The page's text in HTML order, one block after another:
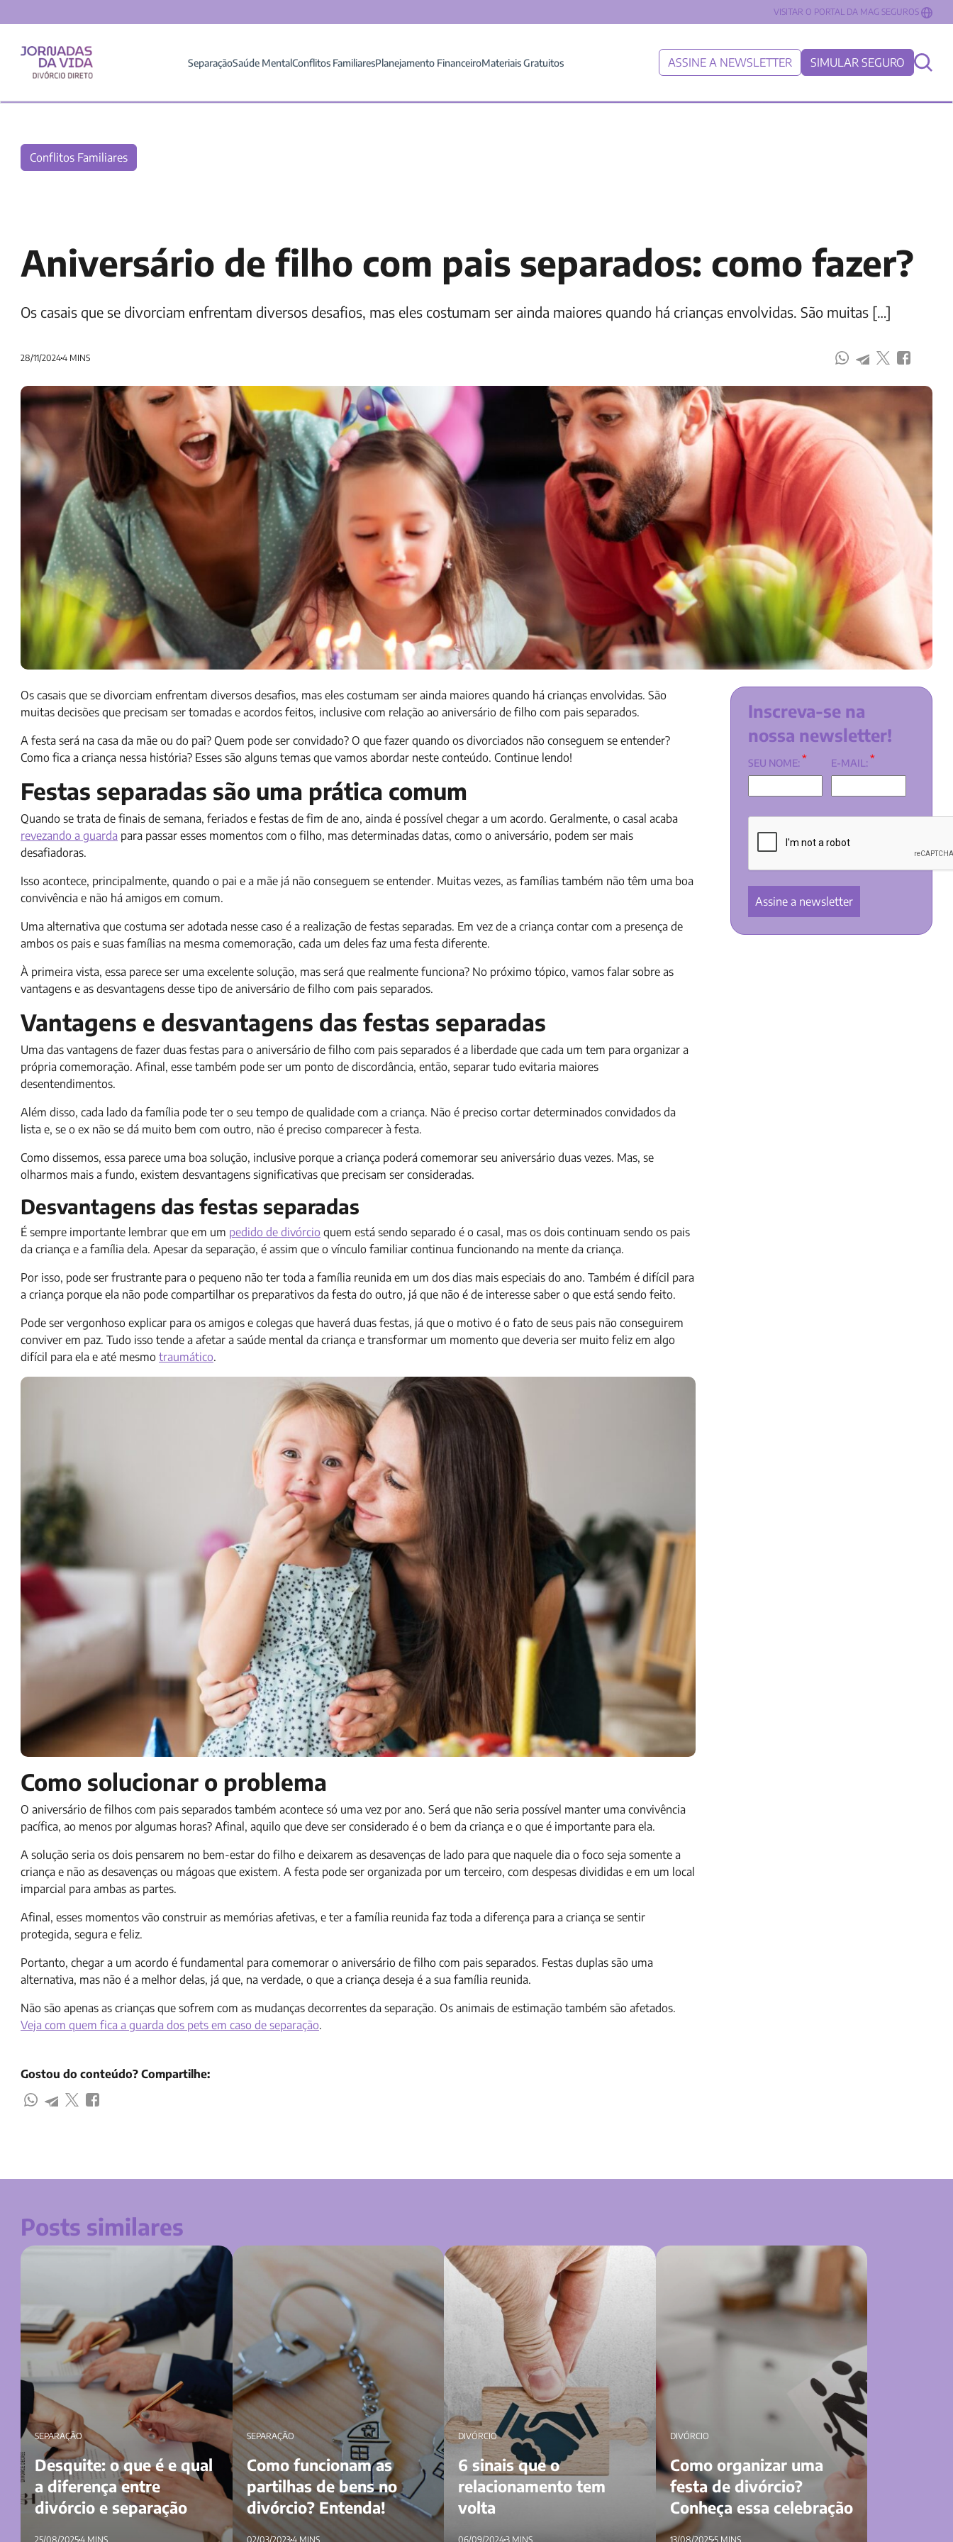
VISITAR O PORTAL DA MAG SEGUROS
SeparaçãoSaúde MentalConflitos FamiliaresPlanejamento FinanceiroMateriais Gratuitos ASSINE A NEWSLETTER SIMULAR SEGURO
Conflitos Familiares
Aniversário de filho com pais separados: como fazer?
Os casais que se divorciam enfrentam diversos desafios, mas eles costumam ser ainda maiores quando há crianças envolvidas. São muitas […]
28/11/20244 MINS
Os casais que se divorciam enfrentam diversos desafios, mas eles costumam ser ainda maiores quando há crianças envolvidas. São
muitas decisões que precisam ser tomadas e acordos feitos, inclusive com relação ao aniversário de filho com pais separados.
A festa será na casa da mãe ou do pai? Quem pode ser convidado? O que fazer quando os divorciados não conseguem se entender?
Como fica a criança nessa história? Esses são alguns temas que vamos abordar neste conteúdo. Continue lendo!
Festas separadas são uma prática comum
Quando se trata de finais de semana, feriados e festas de fim de ano, ainda é possível chegar a um acordo. Geralmente, o casal acaba
revezando a guarda para passar esses momentos com o filho, mas determinadas datas, como o aniversário, podem ser mais
desafiadoras.
Isso acontece, principalmente, quando o pai e a mãe já não conseguem se entender. Muitas vezes, as famílias também não têm uma boa
convivência e não há amigos em comum.
Uma alternativa que costuma ser adotada nesse caso é a realização de festas separadas. Em vez de a criança contar com a presença de
ambos os pais e suas famílias na mesma comemoração, cada um deles faz uma festa diferente.
À primeira vista, essa parece ser uma excelente solução, mas será que realmente funciona? No próximo tópico, vamos falar sobre as
vantagens e as desvantagens desse tipo de aniversário de filho com pais separados.
Vantagens e desvantagens das festas separadas
Uma das vantagens de fazer duas festas para o aniversário de filho com pais separados é a liberdade que cada um tem para organizar a
própria comemoração. Afinal, esse também pode ser um ponto de discordância, então, separar tudo evitaria maiores
desentendimentos.
Além disso, cada lado da família pode ter o seu tempo de qualidade com a criança. Não é preciso cortar determinados convidados da
lista e, se o ex não se dá muito bem com outro, não é preciso comparecer à festa.
Como dissemos, essa parece uma boa solução, inclusive porque a criança poderá comemorar seu aniversário duas vezes. Mas, se
olharmos mais a fundo, existem desvantagens significativas que precisam ser consideradas.
Desvantagens das festas separadas
É sempre importante lembrar que em um pedido de divórcio quem está sendo separado é o casal, mas os dois continuam sendo os pais
da criança e a família dela. Apesar da separação, é assim que o vínculo familiar continua funcionando na mente da criança.
Por isso, pode ser frustrante para o pequeno não ter toda a família reunida em um dos dias mais especiais do ano. Também é difícil para
a criança porque ela não pode compartilhar os preparativos da festa do outro, já que não é de interesse saber o que está sendo feito.
Pode ser vergonhoso explicar para os amigos e colegas que haverá duas festas, já que o motivo é o fato de seus pais não conseguirem
conviver em paz. Tudo isso tende a afetar a saúde mental da criança e transformar um momento que deveria ser muito feliz em algo
difícil para ela e até mesmo traumático.
Como solucionar o problema
O aniversário de filhos com pais separados também acontece só uma vez por ano. Será que não seria possível manter uma convivência
pacífica, ao menos por algumas horas? Afinal, aquilo que deve ser considerado é o bem da criança e o que é importante para ela.
A solução seria os dois pensarem no bem-estar do filho e deixarem as desavenças de lado para que naquele dia o foco seja somente a
criança e não as desavenças ou mágoas que existem. A festa pode ser organizada por um terceiro, com despesas divididas e em um local
imparcial para ambas as partes.
Afinal, esses momentos vão construir as memórias afetivas, e ter a família reunida faz toda a diferença para a criança se sentir
protegida, segura e feliz.
Portanto, chegar a um acordo é fundamental para comemorar o aniversário de filho com pais separados. Festas duplas são uma
alternativa, mas não é a melhor delas, já que, na verdade, o que a criança deseja é a sua família reunida.
Não são apenas as crianças que sofrem com as mudanças decorrentes da separação. Os animais de estimação também são afetados.
Veja com quem fica a guarda dos pets em caso de separação.
Gostou do conteúdo? Compartilhe:
Inscreva-se na
nossa newsletter!
SEU NOME:* E-MAIL:*
Posts similares
Desquite: o que é e qual a diferença entre
SEPARAÇÃO
Desquite: o que é e qual
a diferença entre
divórcio e separação
25/08/20254 MINS
Como funcionam as partilhas de bens no
SEPARAÇÃO
Como funcionam as
partilhas de bens no
divórcio? Entenda!
02/03/20234 MINS
6 sinais que o relacionamento tem volta
DIVÓRCIO
6 sinais que o
relacionamento tem
volta
06/09/20243 MINS
Como organizar uma festa de divórcio?
Conheça essa celebração
DIVÓRCIO
Como organizar uma
festa de divórcio?
Conheça essa celebração
13/08/20255 MINS